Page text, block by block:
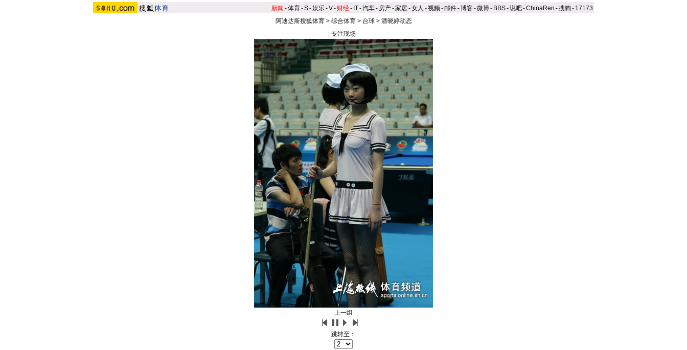
新闻 -体育-S-娱乐-V- 财经- IT-汽车- 房产-家居-女人 -视频-邮件-博客-微博- BBS-说吧-ChinaRen -搜狗 - 17173
阿迪达斯搜狐体育> 综合体育> 台球> 潘晓婷动态
专注现场
上一组
跳转至：